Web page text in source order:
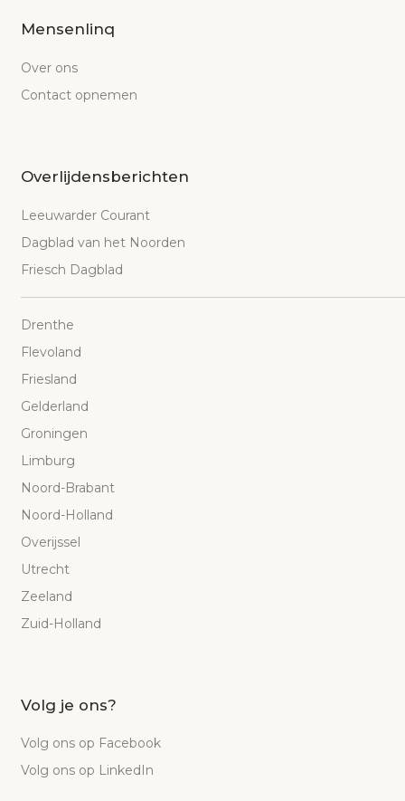
Mensenlinq
Over ons
Contact opnemen
Overlijdensberichten
Leeuwarder Courant
Dagblad van het Noorden
Friesch Dagblad
Drenthe
Flevoland
Friesland
Gelderland
Groningen
Limburg
Noord-Brabant
Noord-Holland
Overijssel
Utrecht
Zeeland
Zuid-Holland
Volg je ons?
Volg ons op Facebook
Volg ons op LinkedIn